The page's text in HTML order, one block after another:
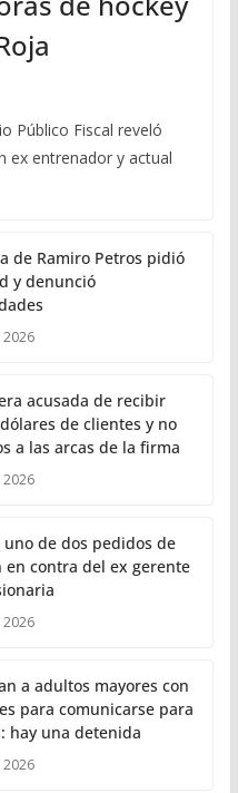
Público Fiscal reveló
ex entrenador y actual
de Ramiro Petros pidió
y denunció
acusada de recibir
de clientes y no
a las arcas de la firma
uno de dos pedidos de
en contra del ex gerente
a adultos mayores con
para comunicarse para
hay una detenida